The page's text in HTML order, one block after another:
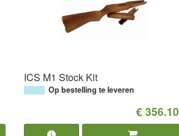
ICS M1 Stock Kit
Op bestelling te leveren
€ 356.10